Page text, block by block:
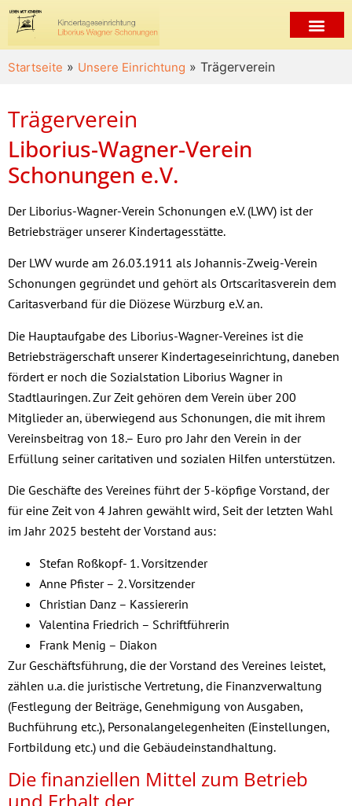
Startseite » Unsere Einrichtung » Trägerverein
Trägerverein
Liborius-Wagner-Verein
Schonungen e.V.
Der Liborius-Wagner-Verein Schonungen e.V. (LWV) ist der
Betriebsträger unserer Kindertagesstätte.
Der LWV wurde am 26.03.1911 als Johannis-Zweig-Verein
Schonungen gegründet und gehört als Ortscaritasverein dem
Caritasverband für die Diözese Würzburg e.V. an.
Die Hauptaufgabe des Liborius-Wagner-Vereines ist die
Betriebsträgerschaft unserer Kindertageseinrichtung, daneben
fördert er noch die Sozialstation Liborius Wagner in
Stadtlauringen. Zur Zeit gehören dem Verein über 200
Mitglieder an, überwiegend aus Schonungen, die mit ihrem
Vereinsbeitrag von 18.– Euro pro Jahr den Verein in der
Erfüllung seiner caritativen und sozialen Hilfen unterstützen.
Die Geschäfte des Vereines führt der 5-köpfige Vorstand, der
für eine Zeit von 4 Jahren gewählt wird, Seit der letzten Wahl
im Jahr 2025 besteht der Vorstand aus:
Stefan Roßkopf- 1. Vorsitzender
Anne Pfister – 2. Vorsitzender
Christian Danz – Kassiererin
Valentina Friedrich – Schriftführerin
Frank Menig – Diakon
Zur Geschäftsführung, die der Vorstand des Vereines leistet,
zählen u.a. die juristische Vertretung, die Finanzverwaltung
(Festlegung der Beiträge, Genehmigung von Ausgaben,
Buchführung etc.), Personalangelegenheiten (Einstellungen,
Fortbildung etc.) und die Gebäudeinstandhaltung.
Die finanziellen Mittel zum Betrieb